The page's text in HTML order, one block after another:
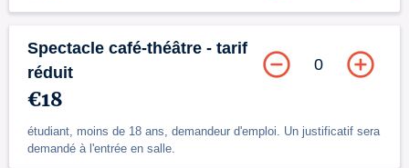
Spectacle café-théâtre - tarif
réduit
€18
étudiant, moins de 18 ans, demandeur d'emploi. Un justificatif sera
demandé à l'entrée en salle.
0